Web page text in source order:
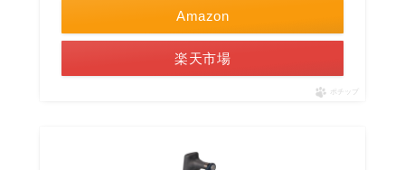
Amazon
楽天市場
ポチップ